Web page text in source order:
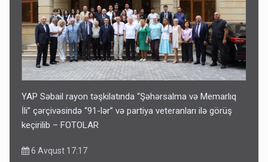
YAP Səbail rayon təşkilatında “Şəhərsalma və Memarlıq
İli” çərçivəsində “91-lər” və partiya veteranları ilə görüş
keçirilib – FOTOLAR
6 Avqust 17:17